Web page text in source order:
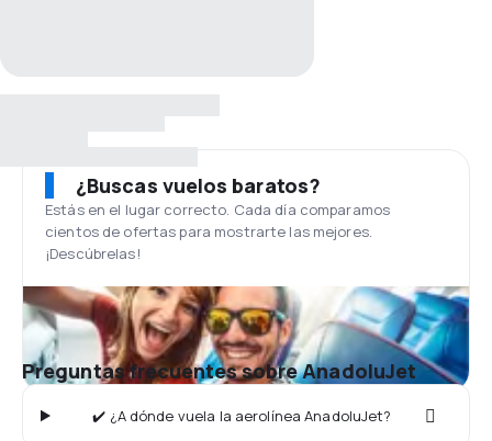
¿Buscas vuelos baratos?
Estás en el lugar correcto. Cada día comparamos
cientos de ofertas para mostrarte las mejores.
¡Descúbrelas!
Preguntas frecuentes sobre AnadoluJet
✔️ ¿A dónde vuela la aerolínea AnadoluJet?